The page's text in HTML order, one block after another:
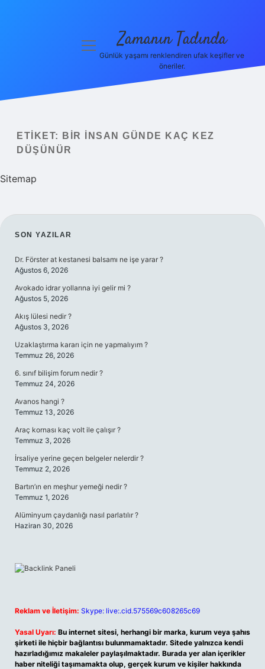
Yasal Uyarı
Hakkımızda
menüyüZamanın Tadında
Günlük yaşamı renklendiren ufak keşifler ve
öneriler.
ETIKET:
BIR INSAN GÜNDE KAÇ KEZ
DÜŞÜNÜR
Sitemap
SIDEBAR
SON YAZILAR
Dr. Förster at kestanesi balsamı ne işe yarar ?
Ağustos 6, 2026
Avokado idrar yollarına iyi gelir mi ?
Ağustos 5, 2026
Akış lülesi nedir ?
Ağustos 3, 2026
Uzaklaştırma kararı için ne yapmalıyım ?
Temmuz 26, 2026
6. sınıf bilişim forum nedir ?
Temmuz 24, 2026
Avanos hangi ?
Temmuz 13, 2026
Araç kornası kaç volt ile çalışır ?
Temmuz 3, 2026
İrsaliye yerine geçen belgeler nelerdir ?
Temmuz 2, 2026
Bartın’ın en meşhur yemeği nedir ?
Temmuz 1, 2026
Alüminyum çaydanlığı nasıl parlatılır ?
Haziran 30, 2026
Reklam ve İletişim: Skype: live:.cid.575569c608265c69
Yasal Uyarı: Bu internet sitesi, herhangi bir marka, kurum veya şahıs
şirketi ile hiçbir bağlantısı bulunmamaktadır. Sitede yalnızca kendi
hazırladığımız makaleler paylaşılmaktadır. Burada yer alan içerikler
haber niteliği taşımamakta olup, gerçek kurum ve kişiler hakkında